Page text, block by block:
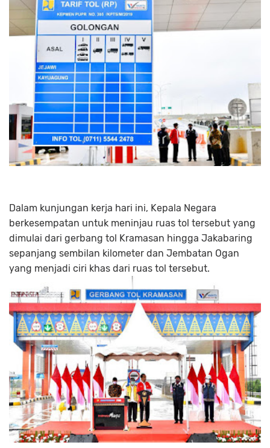
Dalam kunjungan kerja hari ini, Kepala Negara
berkesempatan untuk meninjau ruas tol tersebut yang
dimulai dari gerbang tol Kramasan hingga Jakabaring
sepanjang sembilan kilometer dan Jembatan Ogan
yang menjadi ciri khas dari ruas tol tersebut.